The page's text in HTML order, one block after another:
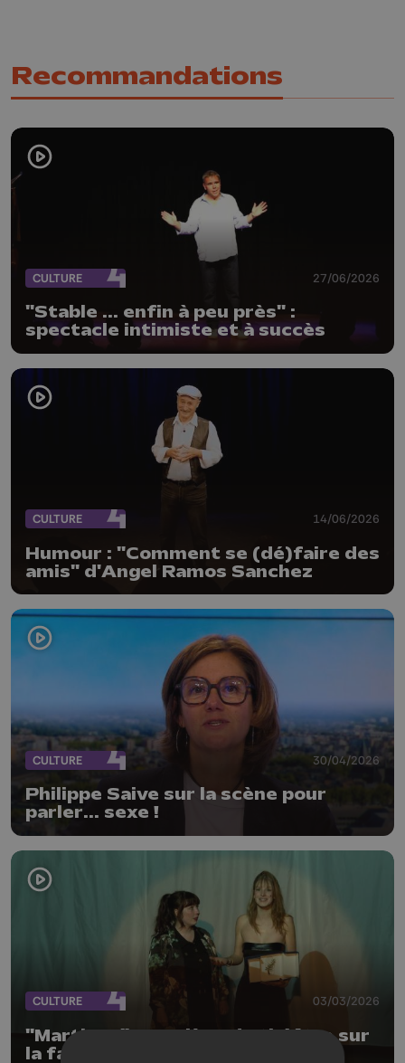
Recommandations
CULTURE 27/06/2026
"Stable ... enfin à peu près" :
spectacle intimiste et à succès
CULTURE 14/06/2026
Humour : "Comment se (dé)faire des
amis" d'Angel Ramos Sanchez
CULTURE 30/04/2026
Philippe Saive sur la scène pour
parler... sexe !
CULTURE 03/03/2026
"Martinez" une pièce de théâtre sur
la face sombre du cinéma